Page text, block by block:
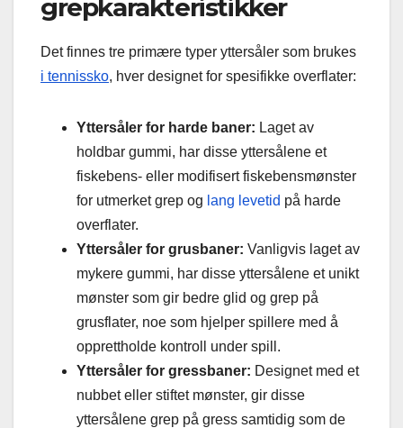
grepkarakteristikker
Det finnes tre primære typer yttersåler som brukes
i tennissko, hver designet for spesifikke overflater:
Yttersåler for harde baner: Laget av
holdbar gummi, har disse yttersålene et
fiskebens- eller modifisert fiskebensmønster
for utmerket grep og lang levetid på harde
overflater.
Yttersåler for grusbaner: Vanligvis laget av
mykere gummi, har disse yttersålene et unikt
mønster som gir bedre glid og grep på
grusflater, noe som hjelper spillere med å
opprettholde kontroll under spill.
Yttersåler for gressbaner: Designet med et
nubbet eller stiftet mønster, gir disse
yttersålene grep på gress samtidig som de